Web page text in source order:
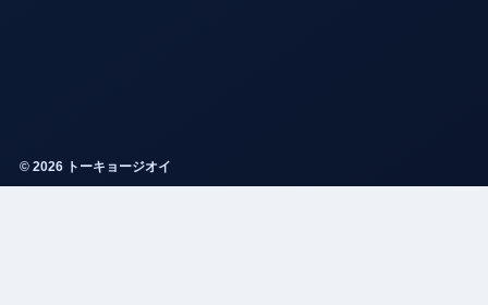
© 2026 トーキョージオイ